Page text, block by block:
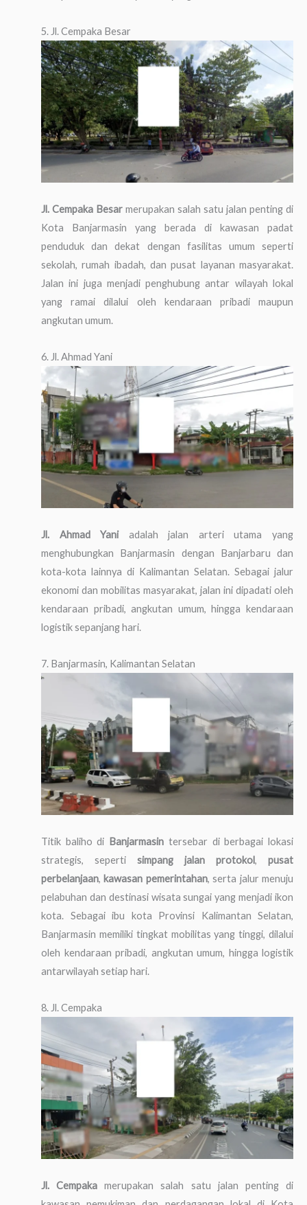
5. Jl. Cempaka Besar
Jl. Cempaka Besar merupakan salah satu jalan penting di
Kota Banjarmasin yang berada di kawasan padat
penduduk dan dekat dengan fasilitas umum seperti
sekolah, rumah ibadah, dan pusat layanan masyarakat.
Jalan ini juga menjadi penghubung antar wilayah lokal
yang ramai dilalui oleh kendaraan pribadi maupun
angkutan umum.
6. Jl. Ahmad Yani
Jl. Ahmad Yaniadalah jalan arteri utama yang
menghubungkan Banjarmasin dengan Banjarbaru dan
kota-kota lainnya di Kalimantan Selatan. Sebagai jalur
ekonomi dan mobilitas masyarakat, jalan ini dipadati oleh
kendaraan pribadi, angkutan umum, hingga kendaraan
logistik sepanjang hari.
7. Banjarmasin, Kalimantan Selatan
Titik baliho di Banjarmasin tersebar di berbagai lokasi
strategis, seperti simpang jalan protokol, pusat
perbelanjaan, kawasan pemerintahan, serta jalur menuju
pelabuhan dan destinasi wisata sungai yang menjadi ikon
kota. Sebagai ibu kota Provinsi Kalimantan Selatan,
Banjarmasin memiliki tingkat mobilitas yang tinggi, dilalui
oleh kendaraan pribadi, angkutan umum, hingga logistik
antarwilayah setiap hari.
8. Jl. Cempaka
Jl. Cempaka merupakan salah satu jalan penting di